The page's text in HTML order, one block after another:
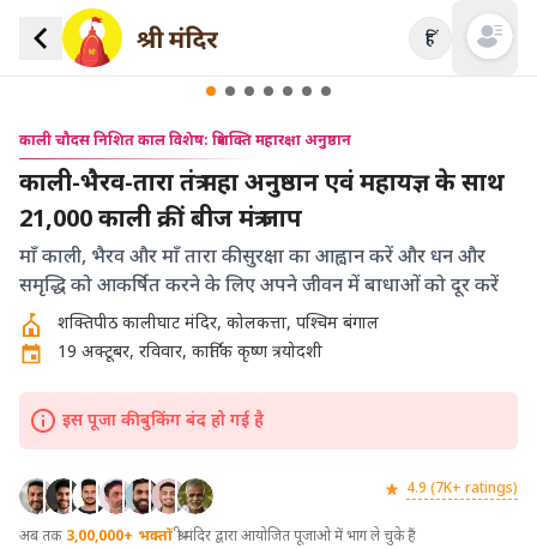
हिं Open
काली चौदस निशित काल विशेष: त्रिशक्ति महारक्षा अनुष्ठान
काली-भैरव-तारा तंत्र महा अनुष्ठान एवं महायज्ञ के साथ
21,000 काली क्रीं बीज मंत्र जाप
माँ काली, भैरव और माँ तारा की सुरक्षा का आह्वान करें और धन और
समृद्धि को आकर्षित करने के लिए अपने जीवन में बाधाओं को दूर करें
शक्तिपीठ कालीघाट मंदिर, कोलकत्ता, पश्चिम बंगाल
19 अक्टूबर, रविवार, कार्तिक कृष्ण त्रयोदशी
इस पूजा की बुकिंग बंद हो गई है
4.9 (7K+ ratings)
अब तक 3,00,000+ भक्तों श्री मंदिर द्वारा आयोजित पूजाओ में भाग ले चुके हैं